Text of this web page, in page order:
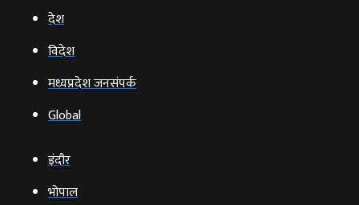
देश
विदेश
मध्यप्रदेश जनसंपर्क
Global
इंदौर
भोपाल